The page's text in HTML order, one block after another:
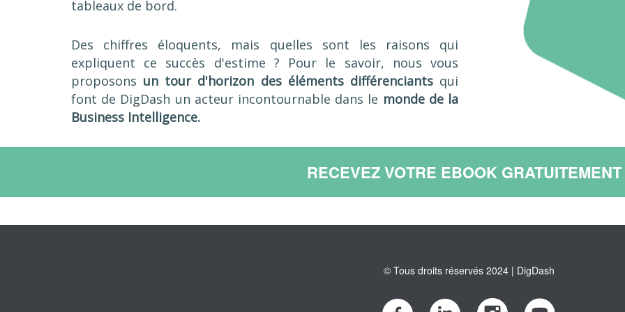
tableaux de bord.
Des chiffres éloquents, mais quelles sont les raisons qui
expliquent ce succès d'estime ? Pour le savoir, nous vous
proposons un tour d'horizon des éléments différenciants qui
font de DigDash un acteur incontournable dans le monde de la
Business Intelligence.
RECEVEZ VOTRE EBOOK
© Tous droits réservés 2024 | DigDash